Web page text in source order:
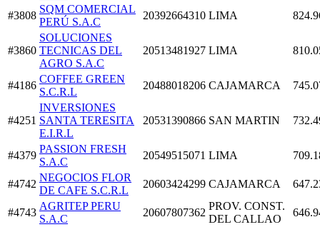
#3808
SQM COMERCIAL
PERÚ S.A.C
20392664310 LIMA
#3860
SOLUCIONES
TECNICAS DEL
AGRO S.A.C
20513481927 LIMA
#4186
COFFEE GREEN
S.C.R.L
20488018206 CAJAMARCA
#4251
INVERSIONES
SANTA TERESITA
E.I.R.L
20531390866 SAN MARTIN
#4379
PASSION FRESH
S.A.C
20549515071 LIMA
#4742
NEGOCIOS FLOR
DE CAFE S.C.R.L
20603424299 CAJAMARCA
#4743
AGRITEP PERU
S.A.C
20607807362
PROV. CONST.
DEL CALLAO